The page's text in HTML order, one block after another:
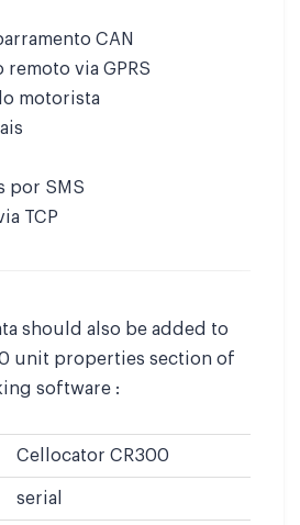
CAN
remoto via GPRS
motorista
por SMS
TCP
should also be added to
unit properties section of
software :
Cellocator CR300
serial